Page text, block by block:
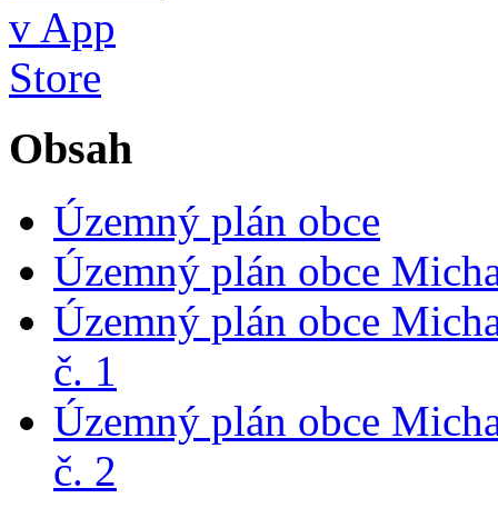
Obsah
Územný plán obce
Územný plán obce
Územný plán obce
č. 1
Územný plán obce
č. 2